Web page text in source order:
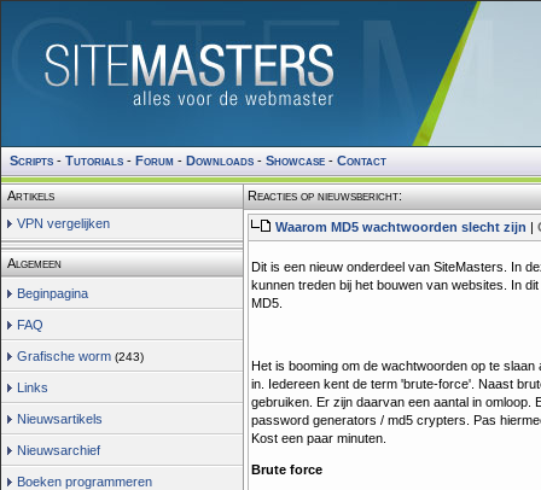
Scripts - Tutorials - Forum - Downloads - Showcase - Contact
Artikels
VPN vergelijken
Algemeen
Beginpagina
FAQ
Grafische worm (243)
Links
Nieuwsartikels
Nieuwsarchief
Boeken programmeren
Reacties op nieuwsbericht:
Waarom MD5 wachtwoorden slecht zijn |
Dit is een nieuw onderdeel van SiteMasters. In
kunnen treden bij het bouwen van websites. In
MD5.
Het is booming om de wachtwoorden op te
in. Iedereen kent de term 'brute-force'. Naast
gebruiken. Er zijn daarvan een aantal in omloop.
password generators / md5 crypters. Pas
Kost een paar minuten.
Brute force